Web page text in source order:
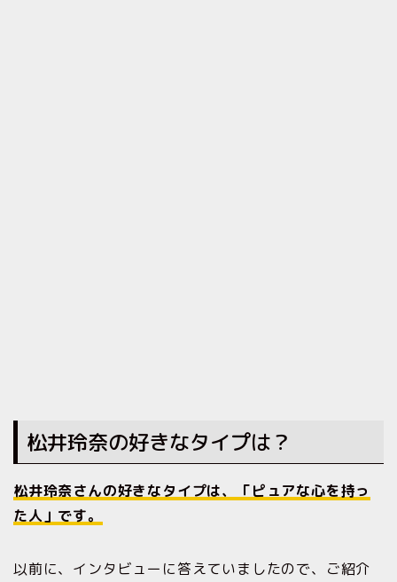
松井玲奈の好きなタイプは？
松井玲奈さんの好きなタイプは、「ピュアな心を持っ
た人」です。
以前に、インタビューに答えていましたので、ご紹介